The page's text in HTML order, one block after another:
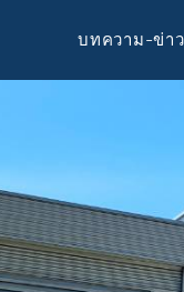
บทความ-ข่า